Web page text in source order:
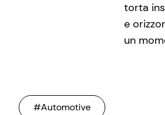
torta
e
un
#Automotive